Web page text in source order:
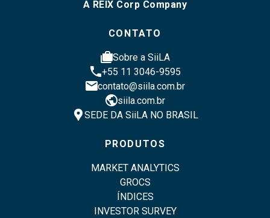
A REIX Corp Company
CONTATO
casesSobre a SiiLA
phone+55 11 3046-9595
emailcontato@siila.com.br
publicsiila.com.br
location_pinSEDE DA SiiLA NO BRASIL
PRODUTOS
MARKET ANALYTICS
GROCS
ÍNDICES
INVESTOR SURVEY